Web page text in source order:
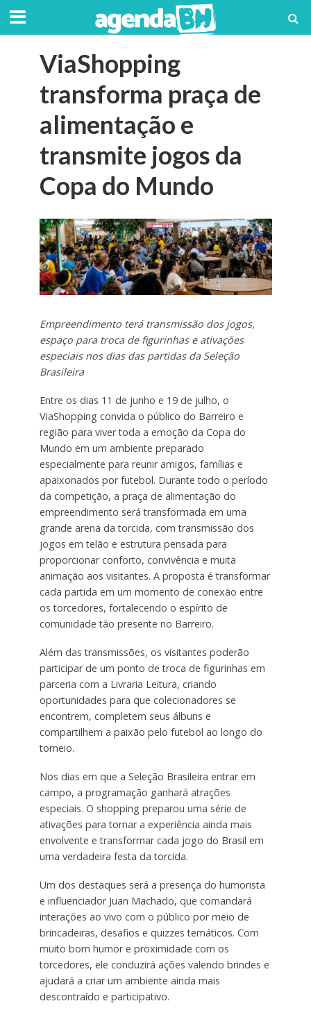
ViaShopping
transforma praça de
alimentação e
transmite jogos da
Copa do Mundo
Empreendimento terá transmissão dos jogos,
espaço para troca de figurinhas e ativações
especiais nos dias das partidas da Seleção
Brasileira
Entre os dias 11 de junho e 19 de julho, o
ViaShopping convida o público do Barreiro e
região para viver toda a emoção da Copa do
Mundo em um ambiente preparado
especialmente para reunir amigos, famílias e
apaixonados por futebol. Durante todo o período
da competição, a praça de alimentação do
empreendimento será transformada em uma
grande arena da torcida, com transmissão dos
jogos em telão e estrutura pensada para
proporcionar conforto, convivência e muita
animação aos visitantes. A proposta é transformar
cada partida em um momento de conexão entre
os torcedores, fortalecendo o espírito de
comunidade tão presente no Barreiro.
Além das transmissões, os visitantes poderão
participar de um ponto de troca de figurinhas em
parceria com a Livraria Leitura, criando
oportunidades para que colecionadores se
encontrem, completem seus álbuns e
compartilhem a paixão pelo futebol ao longo do
torneio.
Nos dias em que a Seleção Brasileira entrar em
campo, a programação ganhará atrações
especiais. O shopping preparou uma série de
ativações para tornar a experiência ainda mais
envolvente e transformar cada jogo do Brasil em
uma verdadeira festa da torcida.
Um dos destaques será a presença do humorista
e influenciador Juan Machado, que comandará
interações ao vivo com o público por meio de
brincadeiras, desafios e quizzes temáticos. Com
muito bom humor e proximidade com os
torcedores, ele conduzirá ações valendo brindes e
ajudará a criar um ambiente ainda mais
descontraído e participativo.